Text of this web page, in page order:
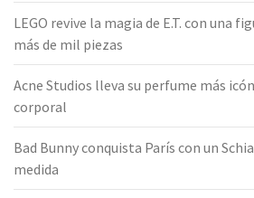
LEGO revive la magia de E.T. con una
más de mil piezas
Acne Studios lleva su perfume más
corporal
Bad Bunny conquista París con un
medida